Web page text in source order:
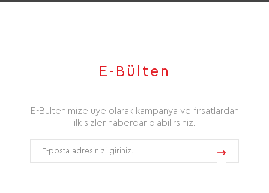
E-Bülten
E-Bültenimize üye olarak kampanya ve fırsatlardan
ilk sizler haberdar olabilirsiniz.